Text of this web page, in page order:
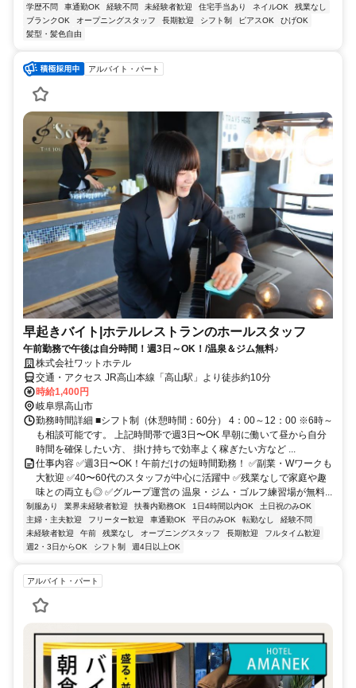
学歴不問
車通勤OK 経験不問 未経験者歓迎 住宅手当あり ネイルOK
残業なし
ブランクOK
オープニングスタッフ 長期歓迎 シフト制 ピアスOK
ひげOK
髪型・髪色自由
アルバイト・パート
早起きバイト|ホテルレストランのホールスタッフ
午前勤務で午後は自分時間！週3日～OK！/温泉＆ジム無料♪
株式会社ワットホテル
交通・アクセス JR高山本線「高山駅」より徒歩約10分
時給1,400円
岐阜県高山市
勤務時間詳細 ■シフト制（休憩時間：60分） 4：00～12：00 ※6時～
も相談可能です。 上記時間帯で週3日〜OK 早朝に働いて昼から自分
時間を確保したい方、 掛け持ちで効率よく稼ぎたい方など ...
仕事内容 ✅週3日〜OK！午前だけの短時間勤務！ ✅副業・Wワークも
大歓迎 ✅40〜60代のスタッフが中心に活躍中 ✅残業なしで家庭や趣
味との両立も◎ ✅グループ運営の 温泉・ジム・ゴルフ練習場が無料...
制服あり 業界未経験者歓迎 扶養内勤務OK 1日4時間以内OK
土日祝のみOK
主婦・主夫歓迎
フリーター歓迎 車通勤OK 平日のみOK 転勤なし
経験不問
未経験者歓迎
午前 残業なし オープニングスタッフ 長期歓迎
フルタイム歓迎
週2・3日からOK
シフト制 週4日以上OK
アルバイト・パート